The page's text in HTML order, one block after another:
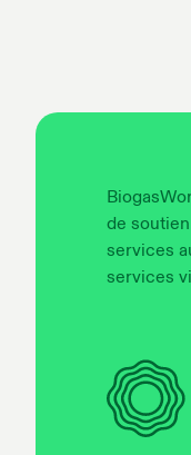
de
services
services